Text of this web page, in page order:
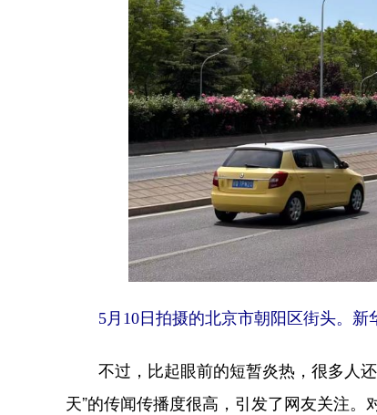
5月10日拍摄的北京市朝阳区街头。新
不过，比起眼前的短暂炎热，很多人还
天”的传闻传播度很高，引发了网友关注。